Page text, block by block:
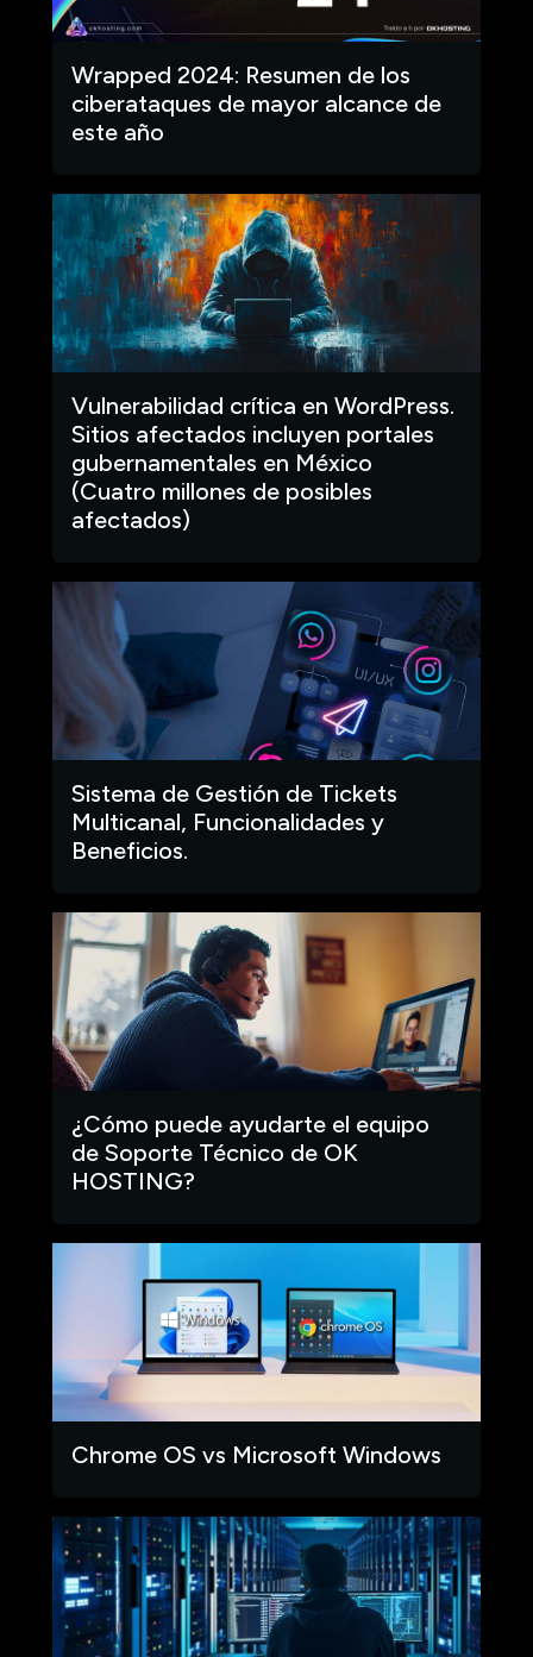
Wrapped 2024: Resumen de los
ciberataques de mayor alcance de
este año
Vulnerabilidad crítica en WordPress.
Sitios afectados incluyen portales
gubernamentales en México
(Cuatro millones de posibles
afectados)
Sistema de Gestión de Tickets
Multicanal, Funcionalidades y
Beneficios.
¿Cómo puede ayudarte el equipo
de Soporte Técnico de OK
HOSTING?
Chrome OS vs Microsoft Windows